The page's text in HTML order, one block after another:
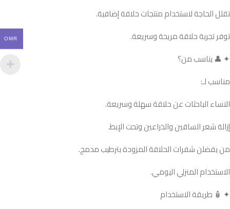
تقلل الحاجة لاستخدام منتجات حلاقة إضافية.
توفر تجربة حلاقة مريحة وسريعة.
✦ 👤 يناسب من؟
مناسب لـ:
النساء الباحثات عن حلاقة سهلة وسريعة.
إزالة شعر الساقين والذراعين وتحت الإبط.
من يفضلن شفرات الحلاقة المزودة بترطيب مدمج.
الاستخدام المنزلي اليومي.
✦ 🧴 طريقة الاستخدام
OMR